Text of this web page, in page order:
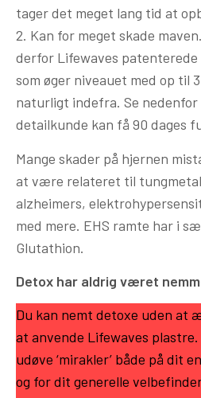
tager det meget lang tid at
2. Kan for meget skade
derfor Lifewaves
som øger niveauet med op til
naturligt indefra. Se nedenfor
detailkunde kan få 90 dages
Mange skader på hjernen
at være relateret til
alzheimers,
med mere. EHS ramte har i
Glutathion.
Detox har aldrig været
Du kan nemt detoxe uden at
at anvende Lifewaves
udøve ‘mirakler’ både på dit
og for dit generelle